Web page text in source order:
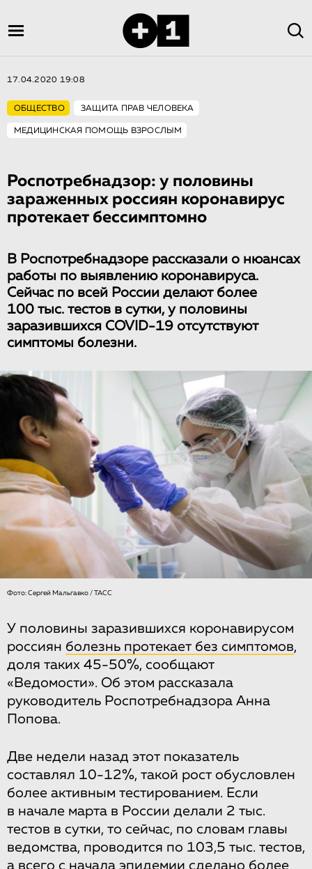
17.04.2020 19:08
ОБЩЕСТВО ЗАЩИТА ПРАВ ЧЕЛОВЕКА
МЕДИЦИНСКАЯ ПОМОЩЬ ВЗРОСЛЫМ
Роспотребнад­зор: у половины
зараженных россиян коронавирус
протекает бессимптомно
В Роспотребнадзоре рассказали о нюансах
работы по выявлению коронавируса.
Сейчас по всей России делают более
100 тыс. тестов в сутки, у половины
заразившихся COVID-19 отсутствуют
симптомы болезни.
Фото: Сергей Мальгавко / ТАСС
У половины заразившихся коронавирусом
россиян болезнь протекает без симптомов,
доля таких 45-50%, сообщают
«Ведомости». Об этом рассказала
руководитель Роспотребнадзора Анна
Попова.
Две недели назад этот показатель
составлял 10-12%, такой рост обусловлен
более активным тестированием. Если
в начале марта в России делали 2 тыс.
тестов в сутки, то сейчас, по словам главы
ведомства, проводится по 103,5 тыс. тестов,
а всего с начала эпидемии сделано более